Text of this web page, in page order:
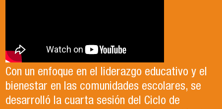
Con un enfoque en el liderazgo educativo y el
bienestar en las comunidades escolares, se
desarrolló la cuarta sesión del Ciclo de